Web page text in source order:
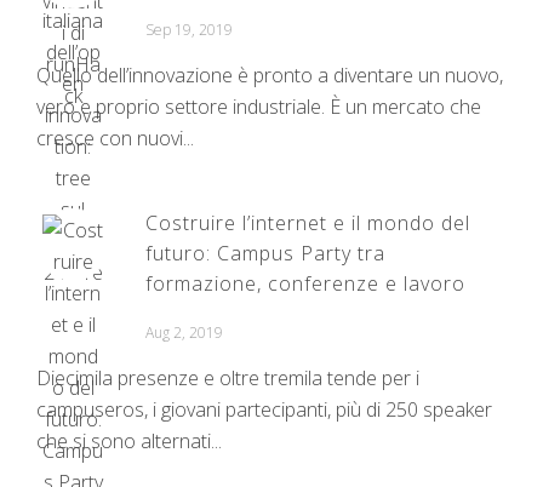
Sep 19, 2019
Quello dell’innovazione è pronto a diventare un nuovo,
vero e proprio settore industriale. È un mercato che
cresce con nuovi...
Costruire l’internet e il mondo del
futuro: Campus Party tra
formazione, conferenze e lavoro
Aug 2, 2019
Diecimila presenze e oltre tremila tende per i
campuseros, i giovani partecipanti, più di 250 speaker
che si sono alternati...